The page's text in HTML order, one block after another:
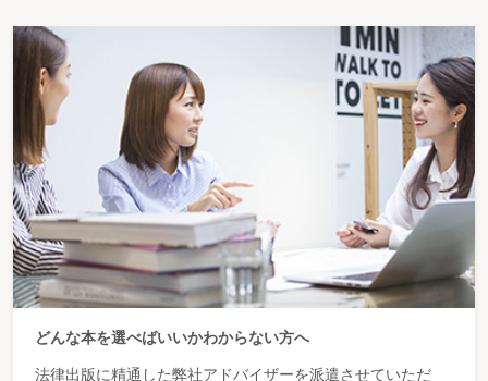
どんな本を選べばいいかわからない方へ
法律出版に精通した弊社アドバイザーを派遣させていただ